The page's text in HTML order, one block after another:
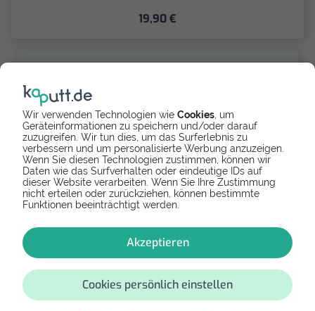
Wir verwenden Technologien wie Cookies , um
Geräteinformationen zu speichern und/oder darauf
zuzugreifen. Wir tun dies, um das Surferlebnis zu
verbessern und um personalisierte Werbung anzuzeigen.
Wenn Sie diesen Technologien zustimmen, können wir
Daten wie das Surfverhalten oder eindeutige IDs auf
dieser Website verarbeiten. Wenn Sie Ihre Zustimmung
nicht erteilen oder zurückziehen, können bestimmte
Funktionen beeinträchtigt werden.
Akzeptieren
Cookies persönlich einstellen
19,90 €
Spenden
Spende Dein Gerät über
handysfuerdieumwelt.de
für einen guten Zweck.